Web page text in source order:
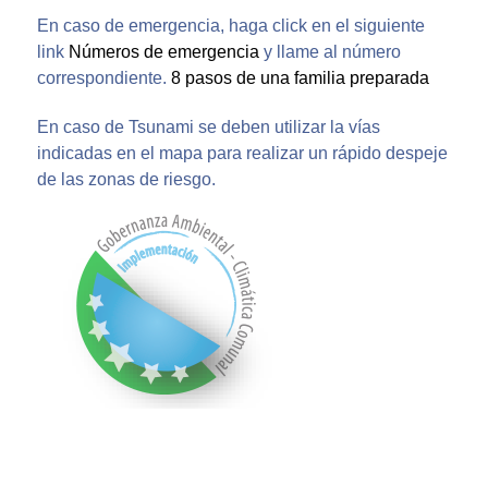
En caso de emergencia, haga click en el siguiente
link Números de emergencia y llame al número
correspondiente. 8 pasos de una familia preparada
En caso de Tsunami se deben utilizar la vías
indicadas en el mapa para realizar un rápido despeje
de las zonas de riesgo.